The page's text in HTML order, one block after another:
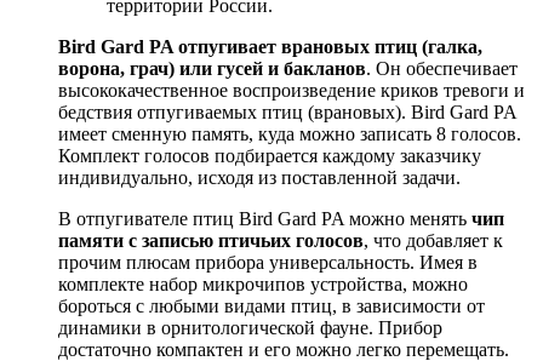
территории России.
Bird Gard PA отпугивает врановых птиц (галка,
ворона, грач) или гусей и бакланов. Он обеспечивает
высококачественное воспроизведение криков тревоги и
бедствия отпугиваемых птиц (врановых). Bird Gard PA
имеет сменную память, куда можно записать 8 голосов.
Комплект голосов подбирается каждому заказчику
индивидуально, исходя из поставленной задачи.
В отпугивателе птиц Bird Gard PA можно менять чип
памяти с записью птичьих голосов, что добавляет к
прочим плюсам прибора универсальность. Имея в
комплекте набор микрочипов устройства, можно
бороться с любыми видами птиц, в зависимости от
динамики в орнитологической фауне. Прибор
достаточно компактен и его можно легко перемещать.